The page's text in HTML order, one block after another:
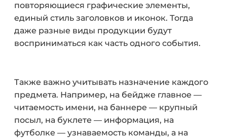
повторяющиеся графические элементы,
единый стиль заголовков и иконок. Тогда
даже разные виды продукции будут
восприниматься как часть одного события.
Также важно учитывать назначение каждого
предмета. Например, на бейдже главное —
читаемость имени, на баннере — крупный
посыл, на буклете — информация, на
футболке — узнаваемость команды, а на